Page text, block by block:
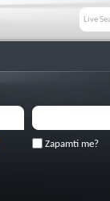
Zapamti me?